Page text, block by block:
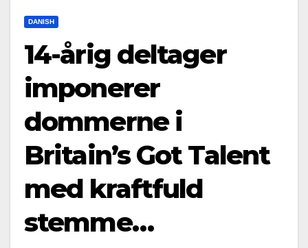
DANISH
14-årig deltager
imponerer
dommerne i
Britain’s Got Talent
med kraftfuld
stemme…